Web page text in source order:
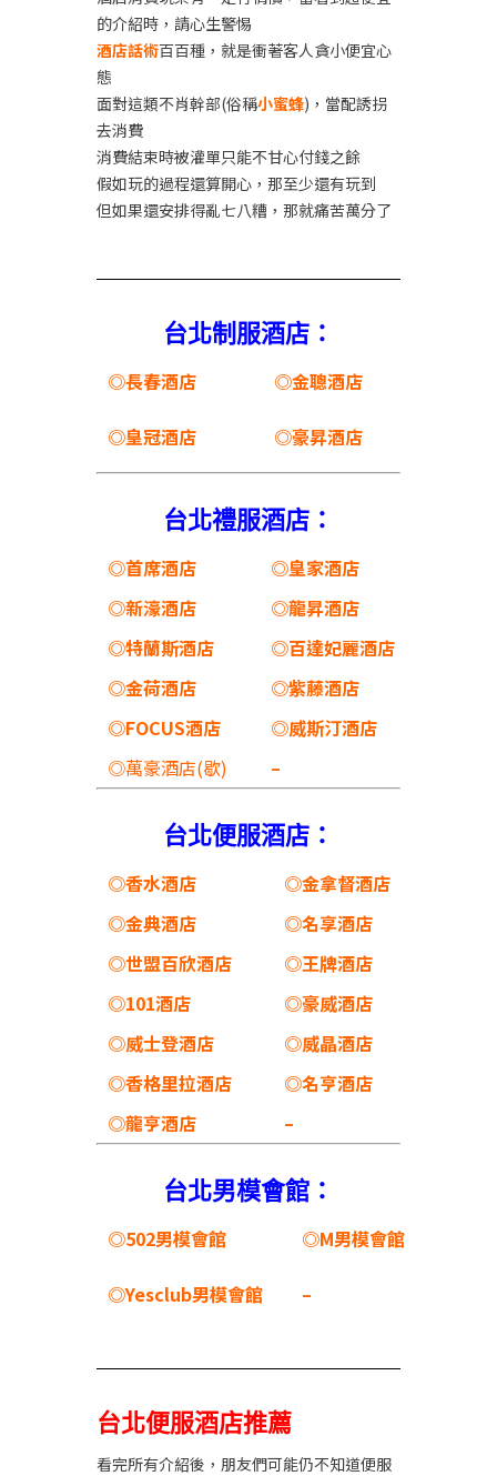
的介紹時，請心生警惕
酒店話術百百種，就是衝著客人貪小便宜心
態
面對這類不肖幹部(俗稱小蜜蜂)，當配誘拐
去消費
消費結束時被灌單只能不甘心付錢之餘
假如玩的過程還算開心，那至少還有玩到
但如果還安排得亂七八糟，那就痛苦萬分了
台北制服酒店：
◎長春酒店 ◎金聰酒店
◎皇冠酒店 ◎豪昇酒店
台北禮服酒店：
◎首席酒店
◎皇家酒店
◎新濠酒店
◎龍昇酒店
◎特蘭斯酒店
◎百達妃麗酒店
◎金荷酒店
◎紫藤酒店
◎FOCUS酒店
◎威斯汀酒店
◎萬豪酒店(歇)
–
台北便服酒店：
◎香水酒店
◎金拿督酒店
◎金典酒店
◎名享酒店
◎世盟百欣酒店
◎王牌酒店
◎101酒店
◎豪威酒店
◎威士登酒店
◎威晶酒店
◎香格里拉酒店
◎名亨酒店
◎龍亨酒店
–
台北男模會館：
◎502男模會館 ◎M男模會館
◎Yesclub男模會館 –
台北便服酒店推薦
看完所有介紹後，朋友們可能仍不知道便服